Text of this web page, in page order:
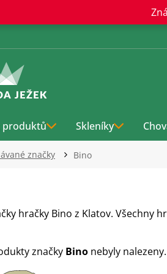
produktů Skleníky
značky Bino
hračky Bino z Klatov. Všechny
značky Bino nebyly